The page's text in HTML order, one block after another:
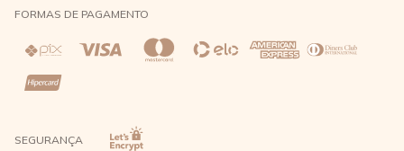
Direito de Arrependimento
Política de Privacidade
FORMAS DE PAGAMENTO
SEGURANÇA